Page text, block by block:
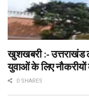
खुशखबरी :- उत्तराखंड
युवाओं के लिए नौकरीयों
0 SHARES